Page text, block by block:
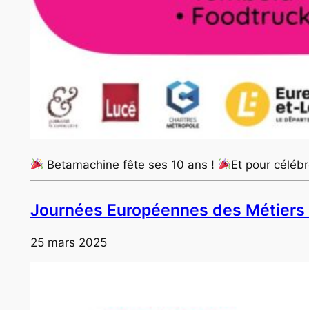
Betamachine fête ses 10 ans ! Et pour
Journées Européennes des
25 mars 2025